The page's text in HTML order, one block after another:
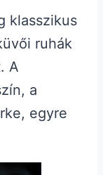
klasszikus
ruhák
A
a
egyre